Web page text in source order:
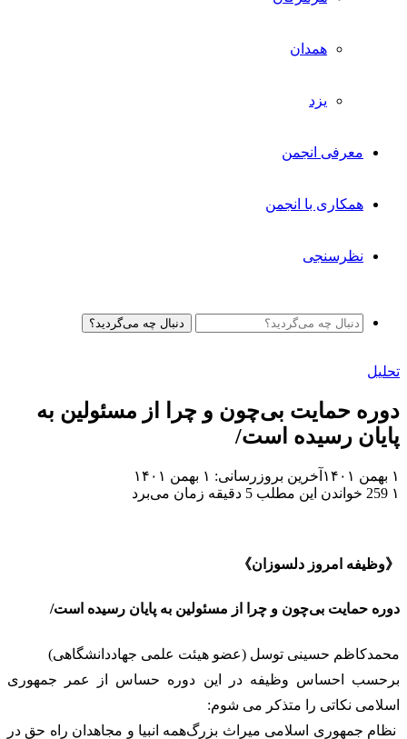
همدان
یزد
معرفی انجمن
همکاری با انجمن
نظرسنجی
دنبال چه می‌گردید؟
تحلیل
دوره حمایت بی‌چون و چرا از مسئولین به
پایان رسیده است/
۱ بهمن ۱۴۰۱
آخرین بروزرسانی: ۱ بهمن ۱۴۰۱
۱
خواندن این مطلب 5 دقیقه زمان می‌برد
《وظیفه امروز دلسوزان》
دوره حمایت بی‌چون و چرا از مسئولین به پایان رسیده است/
محمدکاظم حسینی توسل (عضو هیئت علمی جهاددانشگاهی)
برحسب احساس وظیفه در این دوره حساس از عمر جمهوری
اسلامی نکاتی را متذکر می شوم:
نظام جمهوری اسلامی میراث بزرگ‌همه انبیا و مجاهدان راه حق در